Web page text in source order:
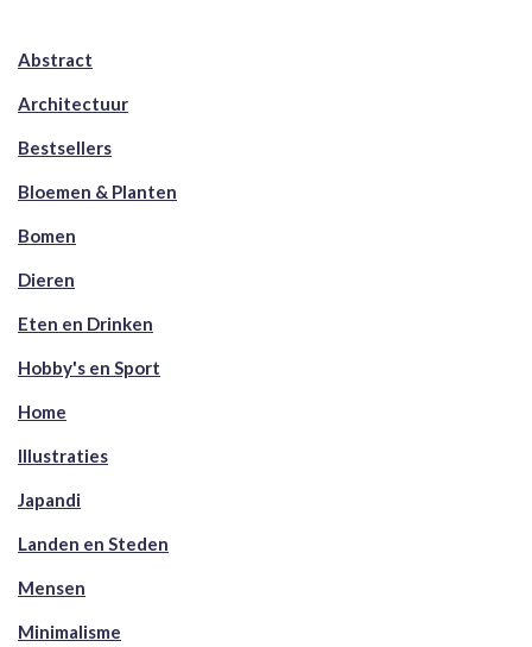
Abstract
Architectuur
Bestsellers
Bloemen & Planten
Bomen
Dieren
Eten en Drinken
Hobby's en Sport
Home
Illustraties
Japandi
Landen en Steden
Mensen
Minimalisme